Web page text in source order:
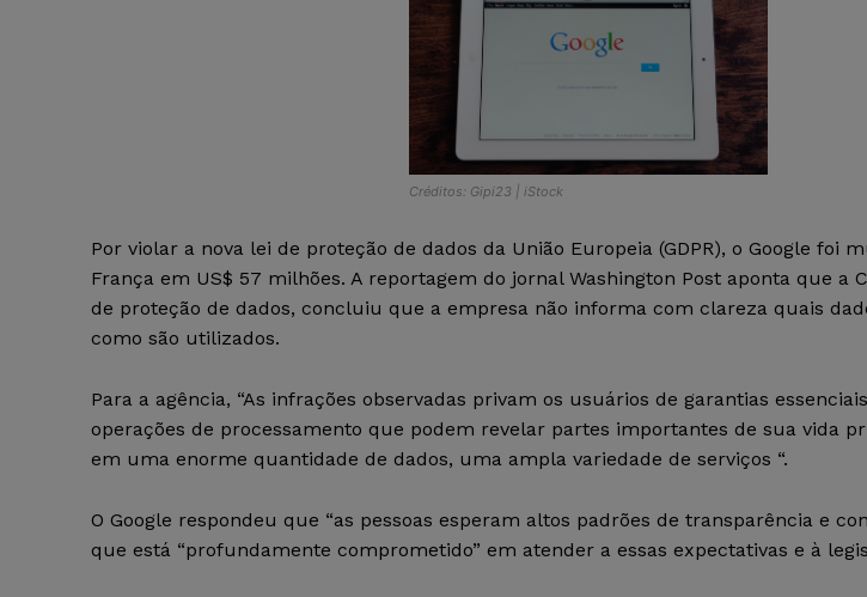
Créditos: Gipi23 | iStock
Por violar a nova lei de proteção de dados da União Europeia (GDPR), o Google foi
França em US$ 57 milhões. A reportagem do jornal Washington Post aponta que a
de proteção de dados, concluiu que a empresa não informa com clareza quais
como são utilizados.
Para a agência, “As infrações observadas privam os usuários de garantias
operações de processamento que podem revelar partes importantes de sua vida
em uma enorme quantidade de dados, uma ampla variedade de serviços “.
O Google respondeu que “as pessoas esperam altos padrões de transparência e
que está “profundamente comprometido” em atender a essas expectativas e à